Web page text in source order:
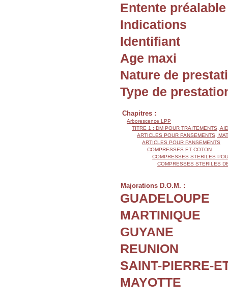
Entente préalable
Indications
Identifiant
Age maxi
Nature de
Type de
Chapitres :
Arborescence LPP
TITRE 1 : DM POUR TRAITEMENTS,
ARTICLES POUR PANSEMENTS,
ARTICLES POUR PANSEMENTS
COMPRESSES ET COTON
COMPRESSES STERILES
COMPRESSES STERILES
Majorations D.O.M. :
GUADELOUPE
MARTINIQUE
GUYANE
REUNION
SAINT-PIERRE-
MAYOTTE